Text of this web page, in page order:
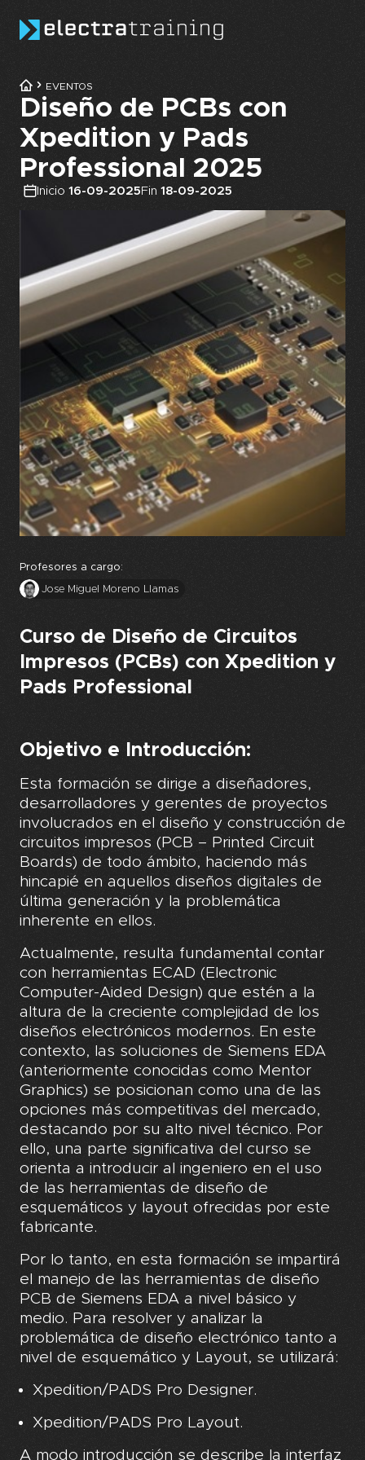
EVENTOS
Diseño de PCBs con
Xpedition y Pads
Professional 2025
Inicio 16-09-2025Fin 18-09-2025
Profesores a cargo:
Jose Miguel Moreno Llamas
Curso de Diseño de Circuitos
Impresos (PCBs) con Xpedition y
Pads Professional
Objetivo e Introducción:
Esta formación se dirige a diseñadores,
desarrolladores y gerentes de proyectos
involucrados en el diseño y construcción de
circuitos impresos (PCB – Printed Circuit
Boards) de todo ámbito, haciendo más
hincapié en aquellos diseños digitales de
última generación y la problemática
inherente en ellos.
Actualmente, resulta fundamental contar
con herramientas ECAD (Electronic
Computer-Aided Design) que estén a la
altura de la creciente complejidad de los
diseños electrónicos modernos. En este
contexto, las soluciones de Siemens EDA
(anteriormente conocidas como Mentor
Graphics) se posicionan como una de las
opciones más competitivas del mercado,
destacando por su alto nivel técnico. Por
ello, una parte significativa del curso se
orienta a introducir al ingeniero en el uso
de las herramientas de diseño de
esquemáticos y layout ofrecidas por este
fabricante.
Por lo tanto, en esta formación se impartirá
el manejo de las herramientas de diseño
PCB de Siemens EDA a nivel básico y
medio. Para resolver y analizar la
problemática de diseño electrónico tanto a
nivel de esquemático y Layout, se utilizará:
Xpedition/PADS Pro Designer.
Xpedition/PADS Pro Layout.
A modo introducción se describe la interfaz